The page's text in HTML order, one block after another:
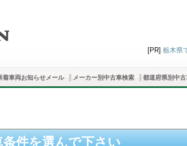
[PR] 栃木県
着車両お知らせメール メーカー別中古車検索 都道府県別中
件を選んで下さい